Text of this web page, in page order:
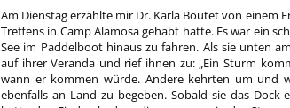
Am Dienstag erzählte mir Dr. Karla Boutet von einem
Treffens in Camp Alamosa gehabt hatte. Es war ein
See im Paddelboot hinaus zu fahren. Als sie unten
auf ihrer Veranda und rief ihnen zu: „Ein Sturm
wann er kommen würde. Andere kehrten um und
ebenfalls an Land zu begeben. Sobald sie das